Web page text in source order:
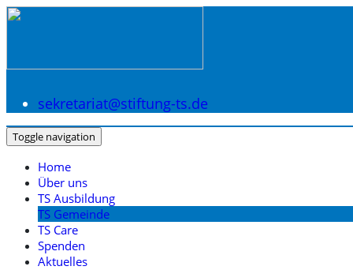
sekretariat@stiftung-ts.de
Toggle navigation
Home
Über uns
TS Ausbildung
TS Gemeinde
TS Care
Spenden
Aktuelles